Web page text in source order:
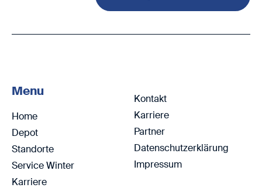
Menu
Home
Depot
Standorte
Service Winter
Karriere
Kontakt
Karriere
Partner
Datenschutzerklärung
Impressum